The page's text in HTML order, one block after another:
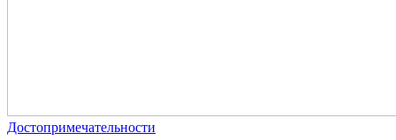
Достопримечательности